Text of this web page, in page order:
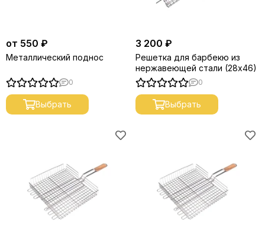
от 550 ₽
Металлический поднос
0
Выбрать
3 200 ₽
Решетка для барбекю из
нержавеющей стали (28х46)
0
Выбрать